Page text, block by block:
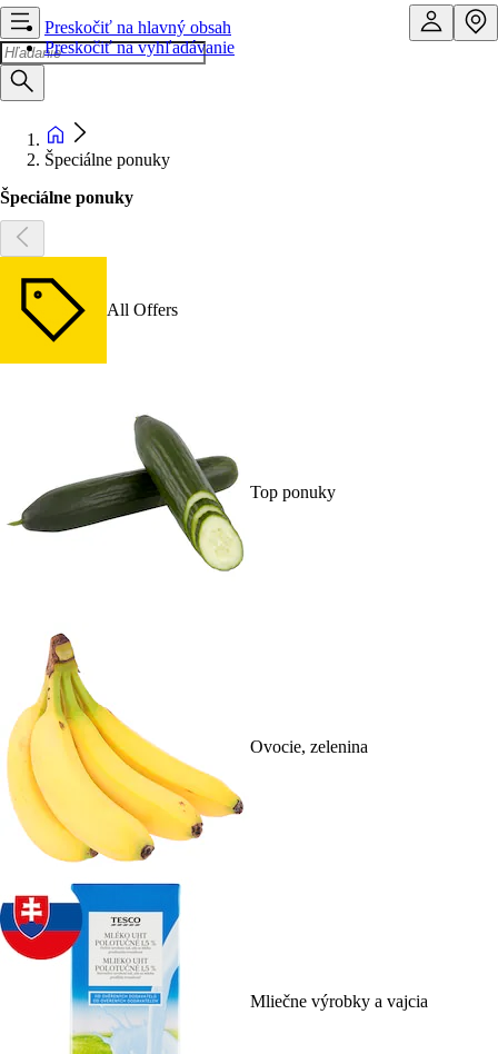
Preskočiť na hlavný obsah
Preskočiť na vyhľadávanie
Špeciálne ponuky
Špeciálne ponuky
All Offers
Top ponuky
Ovocie, zelenina
Mliečne výrobky a vajcia